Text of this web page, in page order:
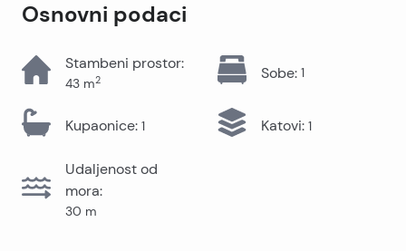
Osnovni podaci
Stambeni prostor:
43 m2 Sobe: 1
Kupaonice: 1 Katovi: 1
Udaljenost od
mora:
30 m